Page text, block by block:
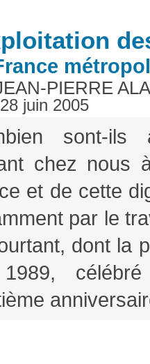
PIERRE
juin 2005
sont-ils
chez nous
et de cette
par le
dont la